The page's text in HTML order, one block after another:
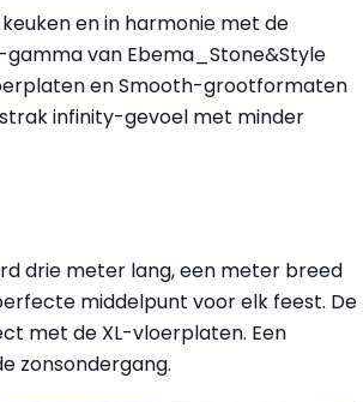
en in harmonie met de
gamma van Ebema_Stone&Style
en Smooth-grootformaten
infinity-gevoel met minder
drie meter lang, een meter breed
middelpunt voor elk feest. De
met de XL-vloerplaten. Een
zonsondergang.